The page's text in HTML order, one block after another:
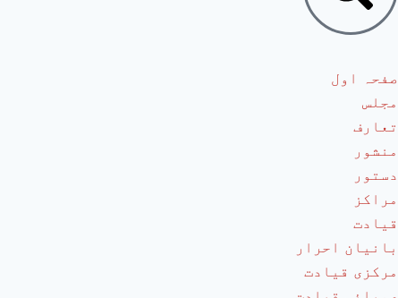
صفحہ اول
مجلس
تعارف
منشور
دستور
مراکز
قیادت
بانیان احرار
مرکزی قیادت